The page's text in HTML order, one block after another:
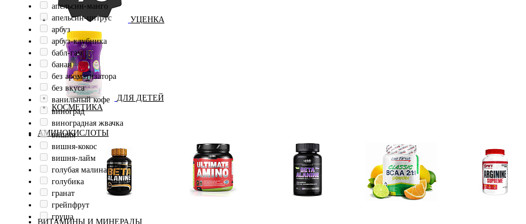
УЦЕНКА
ДЛЯ ДЕТЕЙ
КОСМЕТИКА
АМИНОКИСЛОТЫ
ВИТАМИНЫ И МИНЕРАЛЫ
апельсин-манго
апельсин-цитрус
арбуз
арбуз-клубника
бабл-гам
банан
без ароматизатора
без вкуса
ванильный кофе
виноград
виноградная жвачка
вишня
вишня-кокос
вишня-лайм
голубая малина
голубика
гранат
грейпфрут
груша